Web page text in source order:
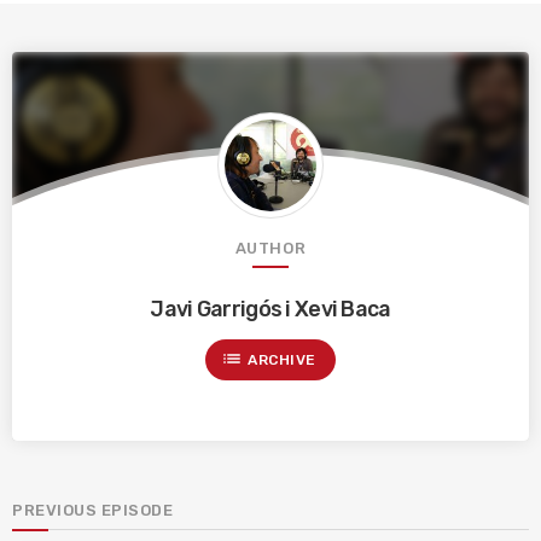
AUTHOR
Javi Garrigós i Xevi Baca
list ARCHIVE
PREVIOUS EPISODE